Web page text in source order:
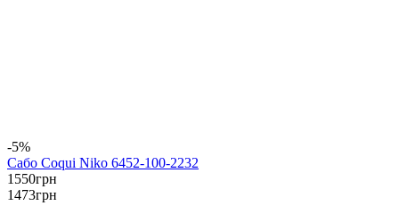
-5%
Сабо Coqui Niko 6452-100-2232
1550грн
1473грн